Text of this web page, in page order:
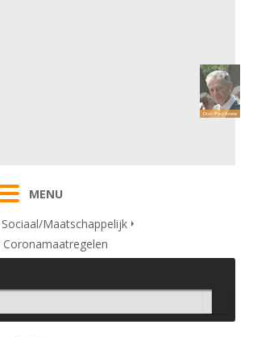
MENU
Sociaal/Maatschappelijk
Coronamaatregelen